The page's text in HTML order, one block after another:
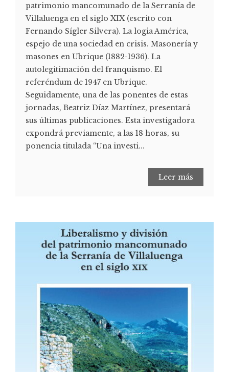
patrimonio mancomunado de la Serranía de
Villaluenga en el siglo XIX (escrito con
Fernando Sígler Silvera). La logia América,
espejo de una sociedad en crisis. Masonería y
masones en Ubrique (1882-1936). La
autolegitimación del franquismo. El
referéndum de 1947 en Ubrique.
Seguidamente, una de las ponentes de estas
jornadas, Beatriz Díaz Martínez, presentará
sus últimas publicaciones. Esta investigadora
expondrá previamente, a las 18 horas, su
ponencia titulada “Una investi...
Leer más